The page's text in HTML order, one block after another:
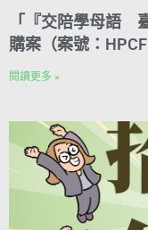
「『交陪學母語
購案（案號：
閱讀更多 »